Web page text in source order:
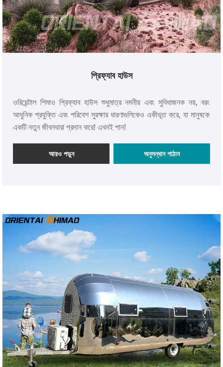
প্রিফ্যাব হাউস
ওরিয়েন্টাল শিমাও প্রিফ্যাব হাউস শুধুমাত্র নমনীয় এবং সুবিধাজনক নয়, বরং
আধুনিক প্রযুক্তি এবং পরিবেশ সুরক্ষার ধারণাগুলিকেও একীভূত করে, যা মানুষকে
একটি নতুন জীবনধারা প্রদান করে! এখনই পান!
আরও পড়ুন অনুসন্ধান পাঠান